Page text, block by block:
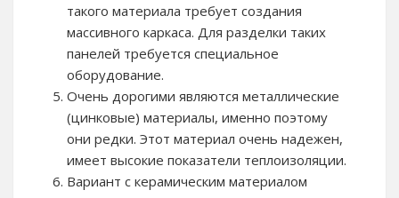
такого материала требует создания
массивного каркаса. Для разделки таких
панелей требуется специальное
оборудование.
Очень дорогими являются металлические
(цинковые) материалы, именно поэтому
они редки. Этот материал очень надежен,
имеет высокие показатели теплоизоляции.
Вариант с керамическим материалом